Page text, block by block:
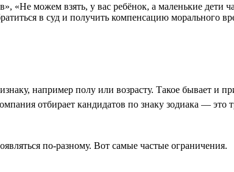
«Не можем взять, у вас ребёнок, а маленькие дети
в суд и получить компенсацию морального
например полу или возрасту. Такое бывает и
отбирает кандидатов по знаку зодиака — это
по-разному. Вот самые частые ограничения.